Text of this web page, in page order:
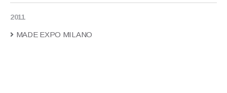
2011
MADE EXPO MILANO